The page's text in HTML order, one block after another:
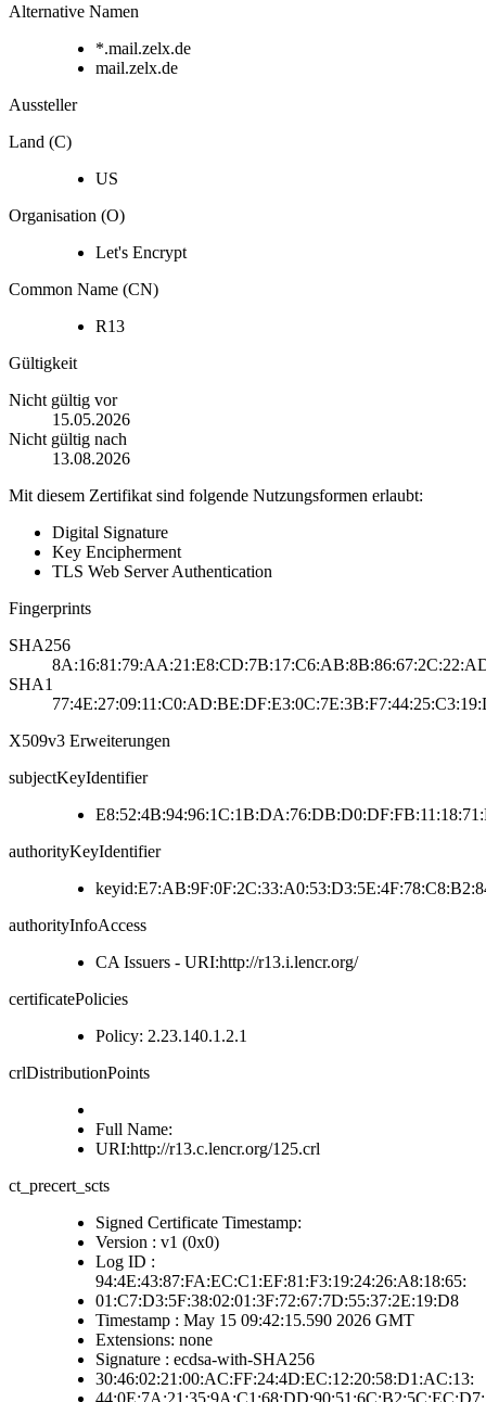
Alternative Namen
*.mail.zelx.de
mail.zelx.de
Aussteller
Land (C)
US
Organisation (O)
Let's Encrypt
Common Name (CN)
R13
Gültigkeit
Nicht gültig vor
15.05.2026
Nicht gültig nach
13.08.2026
Mit diesem Zertifikat sind folgende Nutzungsformen erlaubt:
Digital Signature
Key Encipherment
TLS Web Server Authentication
Fingerprints
SHA256
SHA1
X509v3 Erweiterungen
subjectKeyIdentifier
authorityKeyIdentifier
authorityInfoAccess
CA Issuers - URI:http://r13.i.lencr.org/
certificatePolicies
Policy: 2.23.140.1.2.1
crlDistributionPoints
Full Name:
URI:http://r13.c.lencr.org/125.crl
ct_precert_scts
Signed Certificate Timestamp:
Version : v1 (0x0)
Log ID :
94:4E:43:87:FA:EC:C1:EF:81:F3:19:24:26:A8:18:65:
01:C7:D3:5F:38:02:01:3F:72:67:7D:55:37:2E:19:D8
Timestamp : May 15 09:42:15.590 2026 GMT
Extensions: none
Signature : ecdsa-with-SHA256
30:46:02:21:00:AC:FF:24:4D:EC:12:20:58:D1:AC:13:
44:0E:7A:21:35:9A:C1:68:DD:90:51:6C:B2:5C:EC:D7: